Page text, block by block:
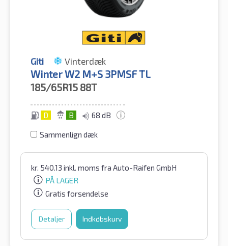
Giti Vinterdæk
Winter W2 M+S 3PMSF TL
185/65R15 88T
D B 68 dB
Sammenlign dæk
kr. 540.13 inkl. moms fra Auto-Raifen GmbH
PÅ LAGER
Gratis forsendelse
Detaljer Indkøbskurv